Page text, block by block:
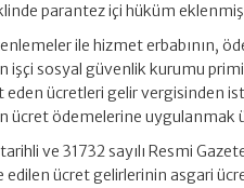
parantez içi hüküm
ile hizmet erbabının,
işçi sosyal güvenlik kurumu
eden ücretleri gelir vergisinden
ücret ödemelerine uygulanmak
ve 31732 sayılı Resmi
edilen ücret gelirlerinin asgari